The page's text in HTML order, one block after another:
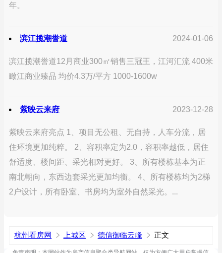
年。
滨江揽潮誉道 2024-01-06
滨江揽潮誉道12月商业300㎡销售三冠王，江河汇流 400米
瞰江商业臻品 均价4.3万/平方 1000-1600w
紫映云来府 2023-12-28
紫映云来府亮点 1、项目无公租、无自持，人车分流，居
住环境更加纯粹。 2、容积率定为2.0，容积率越低，居住
舒适度、楼间距、采光相对更好。 3、所有楼栋基本为正
南北朝向，东西边套采光更加均衡。 4、所有楼栋均为2梯
2户设计，所有卧室、书房均为室外自然采光。...
杭州看房网 上城区 德信御临云峰 正文